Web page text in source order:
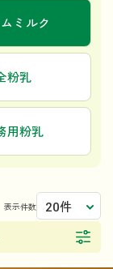
ミルク
粉乳
用粉乳
表示件数 20件